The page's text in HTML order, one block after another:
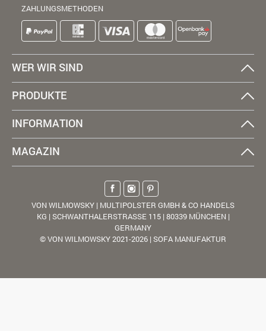
ZAHLUNGSMETHODEN
WER WIR SIND
PRODUKTE
INFORMATION
MAGAZIN
VON WILMOWSKY | MULTIPOLSTER GMBH & CO HANDELS
KG | SCHWANTHALERSTRASSE 115 | 80339 MÜNCHEN |
GERMANY
© VON WILMOWSKY 2021-2026 | SOFA MANUFAKTUR